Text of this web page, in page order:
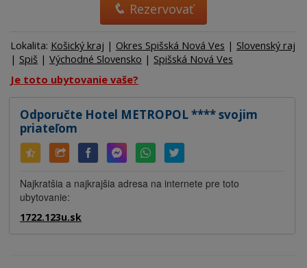
Rezervovať
Lokalita: Košický kraj | Okres Spišská Nová Ves | Slovenský raj
| Spiš | Východné Slovensko | Spišská Nová Ves
Je toto ubytovanie vaše?
Odporučte Hotel METROPOL **** svojim
priateľom
Najkratšia a najkrajšia adresa na internete pre toto
ubytovanie:
1722.123u.sk